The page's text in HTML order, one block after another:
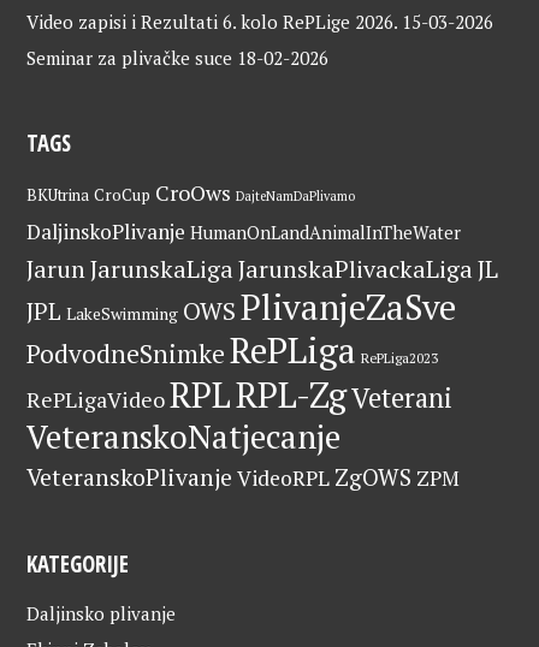
Video zapisi i Rezultati 6. kolo RePLige 2026. 15-03-2026
Seminar za plivačke suce 18-02-2026
TAGS
BKUtrina CroCup CroOws DajteNamDaPlivamo
DaljinskoPlivanje HumanOnLandAnimalInTheWater
JarunJarunskaLiga JarunskaPlivackaLiga JL
JPL LakeSwimming OWS PlivanjeZaSve
PodvodneSnimkeRePLiga RePLiga2023
RePLigaVideoRPLRPL-ZgVeterani
VeteranskoNatjecanje
VeteranskoPlivanje VideoRPL ZgOWS ZPM
KATEGORIJE
Daljinsko plivanje